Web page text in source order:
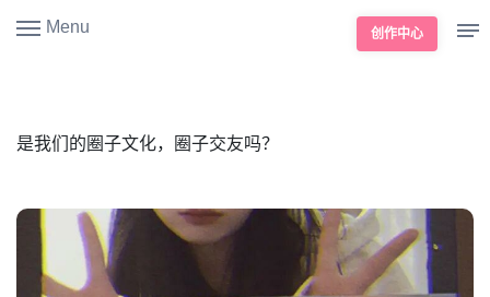
Menu 创作中心
是我们的圈子文化，圈子交友吗？